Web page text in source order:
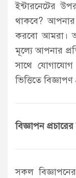
ইন্টারনেটের
থাকবে? আপনার
করবো আমরা।
মূল্যে আপনার
সাথে
ভিত্তিতে
বিজ্ঞাপন
সকল